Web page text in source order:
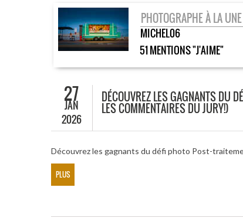
PHOTOGRAPHE À LA UNE
MICHEL06
51 MENTIONS "J'AIME"
27
JAN
2026
DÉCOUVREZ LES GAGNANTS DU
LES COMMENTAIRES DU JURY!)
Découvrez les gagnants du défi photo Post-
PLUS